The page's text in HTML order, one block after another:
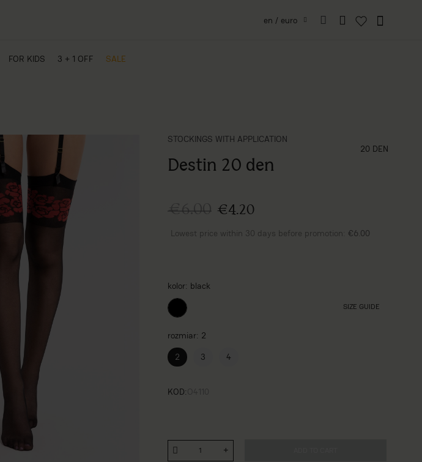
en / euro
FOR KIDS 3 + 1 OFF SALE
Destin 20 den
€6.00 €4.20
Lowest price within 30 days before promotion: €6.00
SIZE GUIDE
kolor black
rozmiar 2
2
3 4
KOD
STOCKINGS WITH APPLICATION
20 DEN